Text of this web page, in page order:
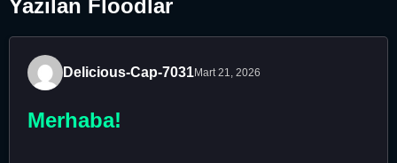
Yazılan Floodlar
Delicious-Cap-7031Mart 21, 2026
Merhaba!